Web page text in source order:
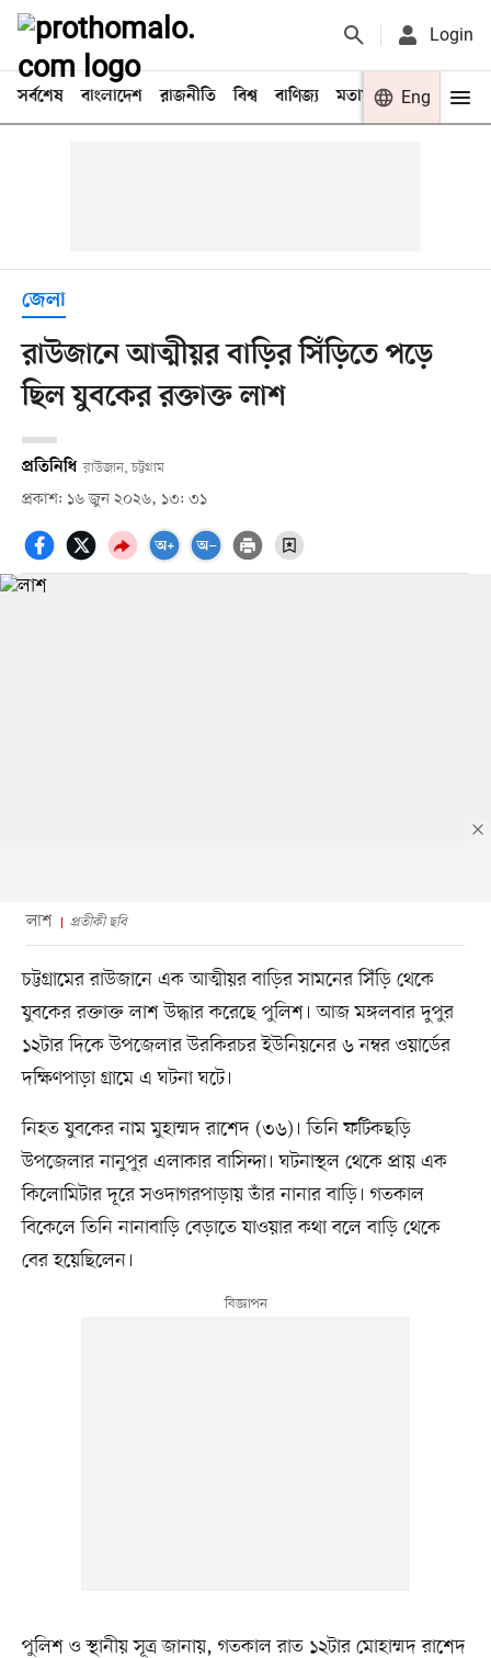
Login
সর্বশেষ বাংলাদেশ রাজনীতি বিশ্ব বাণিজ্য মতামত খেলা
Eng
জেলা
রাউজানে আত্মীয়র বাড়ির সিঁড়িতে পড়ে
ছিল যুবকের রক্তাক্ত লাশ
প্রতিনিধি রাউজান, চট্টগ্রাম
প্রকাশ: ১৬ জুন ২০২৬, ১৩: ৩১
লাশ প্রতীকী ছবি
চট্টগ্রামের রাউজানে এক আত্মীয়র বাড়ির সামনের সিঁড়ি থেকে
যুবকের রক্তাক্ত লাশ উদ্ধার করেছে পুলিশ। আজ মঙ্গলবার দুপুর
১২টার দিকে উপজেলার উরকিরচর ইউনিয়নের ৬ নম্বর ওয়ার্ডের
দক্ষিণপাড়া গ্রামে এ ঘটনা ঘটে।
নিহত যুবকের নাম মুহাম্মদ রাশেদ (৩৬)। তিনি ফটিকছড়ি
উপজেলার নানুপুর এলাকার বাসিন্দা। ঘটনাস্থল থেকে প্রায় এক
কিলোমিটার দূরে সওদাগরপাড়ায় তাঁর নানার বাড়ি। গতকাল
বিকেলে তিনি নানাবাড়ি বেড়াতে যাওয়ার কথা বলে বাড়ি থেকে
বের হয়েছিলেন।
পুলিশ ও স্থানীয় সূত্র জানায়, গতকাল রাত ১২টার মোহাম্মদ রাশেদ